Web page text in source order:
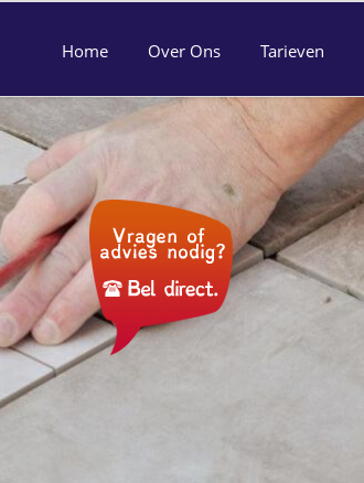
Home Over Ons Tarieven